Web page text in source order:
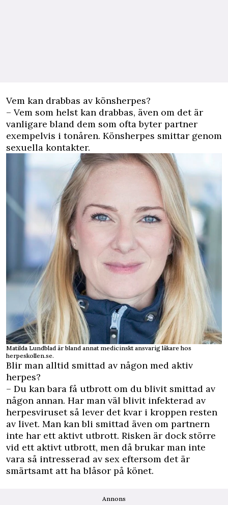
Vem kan drabbas av könsherpes?
– Vem som helst kan drabbas, även om det är
vanligare bland dem som ofta byter partner
exempelvis i tonåren. Könsherpes smittar genom
sexuella kontakter.
Matilda Lundblad är bland annat medicinskt ansvarig läkare hos
herpeskollen.se.
Blir man alltid smittad av någon med aktiv
herpes?
– Du kan bara få utbrott om du blivit smittad av
någon annan. Har man väl blivit infekterad av
herpesviruset så lever det kvar i kroppen resten
av livet. Man kan bli smittad även om partnern
inte har ett aktivt utbrott. Risken är dock större
vid ett aktivt utbrott, men då brukar man inte
vara så intresserad av sex eftersom det är
smärtsamt att ha blåsor på könet.
Annons